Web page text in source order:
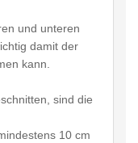
und unteren
damit der
kann.
sind die
10 cm